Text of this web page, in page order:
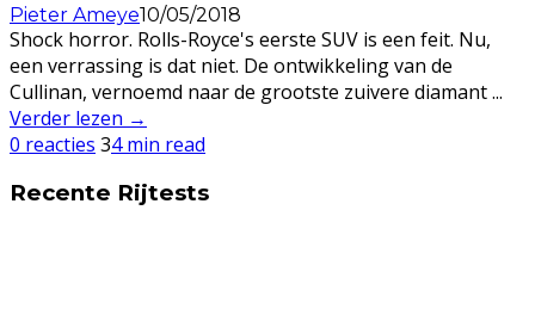
Pieter Ameye10/05/2018
Shock horror. Rolls-Royce's eerste SUV is een feit. Nu,
een verrassing is dat niet. De ontwikkeling van de
Cullinan, vernoemd naar de grootste zuivere diamant...
Verder lezen →
0 reacties 34 min read
Recente Rijtests